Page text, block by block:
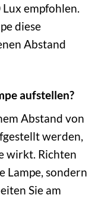
empfohlen.
diese
Abstand
aufstellen?
Abstand von
werden,
wirkt. Richten
Lampe, sondern
Sie am